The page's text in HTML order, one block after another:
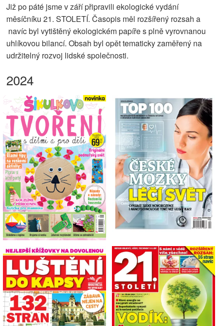
Již po páté jsme v září připravili ekologické vydání
měsíčníku 21. STOLETÍ. Časopis měl rozšířený rozsah a
navíc byl vytištěný ekologickém papíře s plně vyrovnanou
uhlíkovou bilancí. Obsah byl opět tematicky zaměřený na
udržitelný rozvoj lidské společnosti.
2024